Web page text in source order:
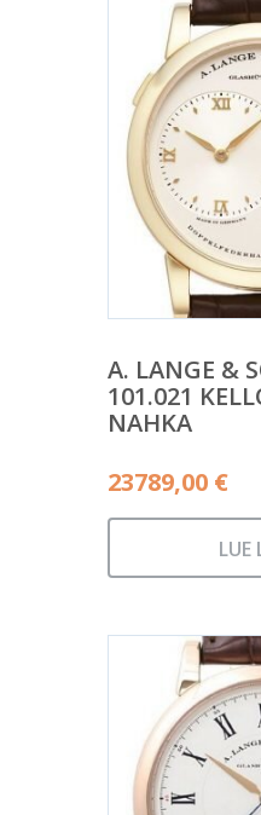
A. LANGE &
101.021
NAHKA
23789,00 €
LUE